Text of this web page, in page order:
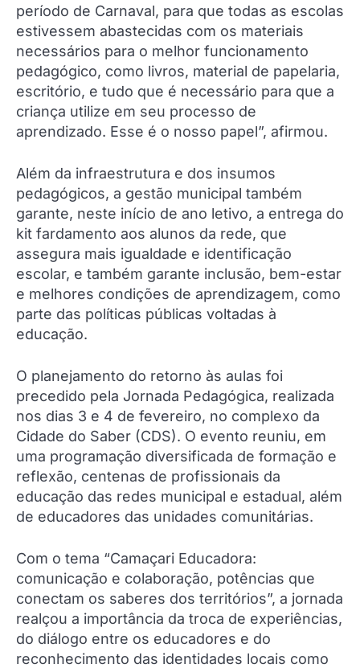
período de Carnaval, para que todas as escolas
estivessem abastecidas com os materiais
necessários para o melhor funcionamento
pedagógico, como livros, material de papelaria,
escritório, e tudo que é necessário para que a
criança utilize em seu processo de
aprendizado. Esse é o nosso papel”, afirmou.
Além da infraestrutura e dos insumos
pedagógicos, a gestão municipal também
garante, neste início de ano letivo, a entrega do
kit fardamento aos alunos da rede, que
assegura mais igualdade e identificação
escolar, e também garante inclusão, bem-estar
e melhores condições de aprendizagem, como
parte das políticas públicas voltadas à
educação.
O planejamento do retorno às aulas foi
precedido pela Jornada Pedagógica, realizada
nos dias 3 e 4 de fevereiro, no complexo da
Cidade do Saber (CDS). O evento reuniu, em
uma programação diversificada de formação e
reflexão, centenas de profissionais da
educação das redes municipal e estadual, além
de educadores das unidades comunitárias.
Com o tema “Camaçari Educadora:
comunicação e colaboração, potências que
conectam os saberes dos territórios”, a jornada
realçou a importância da troca de experiências,
do diálogo entre os educadores e do
reconhecimento das identidades locais como